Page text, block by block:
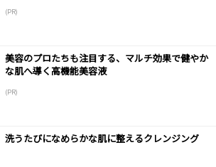
(PR)
美容のプロたちも注目する、マルチ効果で健やか
な肌へ導く高機能美容液
(PR)
洗うたびになめらかな肌に整えるクレンジング